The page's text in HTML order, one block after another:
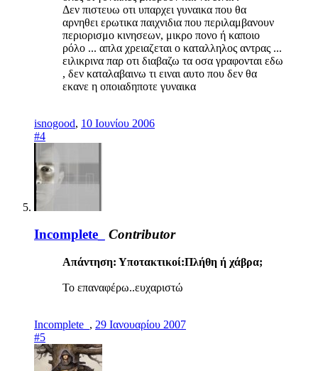
Δεν πιστευω οτι υπαρχει γυναικα που θα
αρνηθει ερωτικα παιχνιδια που περιλαμβανουν
περιορισμο κινησεων, μικρο πονο ή καποιο
ρόλο ... απλα χρειαζεται ο καταλληλος αντρας ...
ειλικρινα παρ οτι διαβαζω τα οσα γραφονται εδω
, δεν καταλαβαινω τι ειναι αυτο που δεν θα
εκανε η οποιαδηποτε γυναικα
isnogood, 10 Ιουνίου 2006
#4
Incomplete_ Contributor
Απάντηση: Υποτακτικοί:Πλήθη ή χάβρα;
Το επαναφέρω..ευχαριστώ
Incomplete_ , 29 Ιανουαρίου 2007
#5